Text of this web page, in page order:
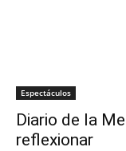
Espectáculos
Diario de la
reflexionar